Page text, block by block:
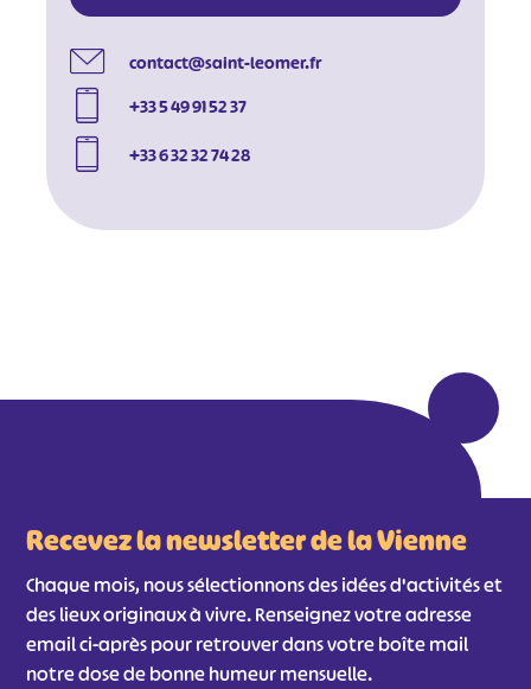
contact@saint-leomer.fr
+33 5 49 91 52 37
+33 6 32 32 74 28
Recevez la newsletter de la Vienne
Chaque mois, nous sélectionnons des idées d'activités et
des lieux originaux à vivre. Renseignez votre adresse
email ci-après pour retrouver dans votre boîte mail
notre dose de bonne humeur mensuelle.